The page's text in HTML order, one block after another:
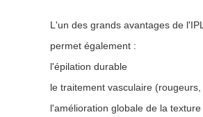
L'un des grands avantages de
permet également :
l'épilation durable
le traitement vasculaire
l'amélioration globale de la